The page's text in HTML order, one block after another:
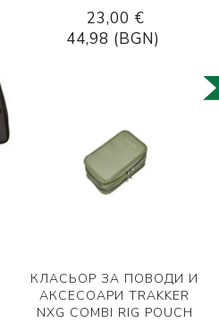
23,00 €
44,98 (BGN)
КЛАСЬОР ЗА ПОВОДИ И
АКСЕСОАРИ TRAKKER
NXG COMBI RIG POUCH